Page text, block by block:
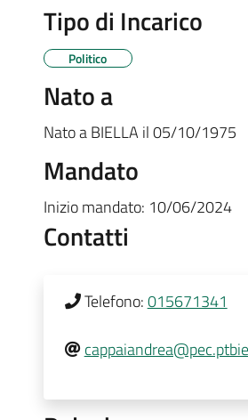
Tipo di Incarico
Politico
Nato a
Nato aBIELLA il05/10/1975
Mandato
Inizio mandato: 10/06/2024
Contatti
Telefono:015671341